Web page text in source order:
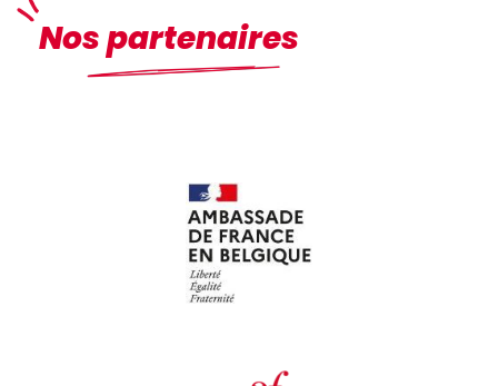
Nos partenaires